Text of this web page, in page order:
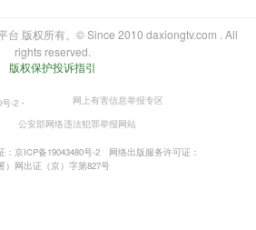
台 版权所有。© Since 2010 daxiongtv.com . All
rights reserved.
版权保护投诉指引
号-2 ・
网上有害信息举报专区
公安部网络违法犯罪举报网站
京ICP备19043480号-2
网络出版服务许可证：
）网出证（京）字第827号